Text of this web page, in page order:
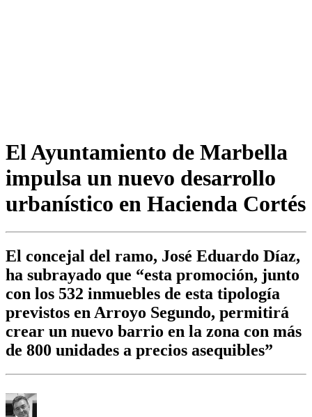
El Ayuntamiento de Marbella
impulsa un nuevo desarrollo
urbanístico en Hacienda Cortés
El concejal del ramo, José Eduardo Díaz,
ha subrayado que “esta promoción, junto
con los 532 inmuebles de esta tipología
previstos en Arroyo Segundo, permitirá
crear un nuevo barrio en la zona con más
de 800 unidades a precios asequibles”